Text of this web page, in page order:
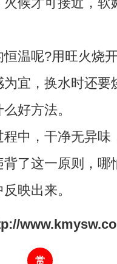
温呢?用旺火烧
宜，换水时还要
好方法。
中，干净无异味
了这一原则，哪
映出来。
赏